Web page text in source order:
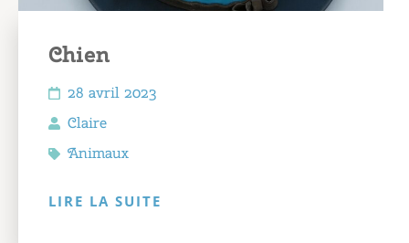
Chien
28 avril 2023
Claire
Animaux
LIRE LA SUITE